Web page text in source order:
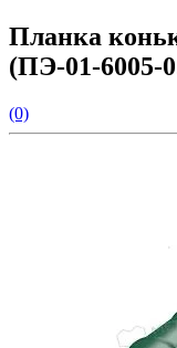
Планка
(ПЭ-01-6005-
(0)